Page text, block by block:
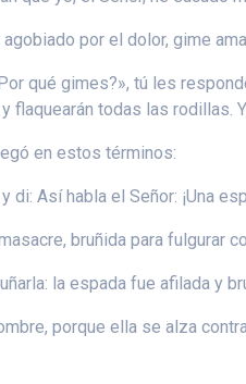
agobiado por el dolor, gime
qué gimes?», tú les
flaquearán todas las rodillas.
en estos términos:
di: Así habla el Señor: ¡Una
bruñida para fulgurar
la espada fue afilada y
porque ella se alza